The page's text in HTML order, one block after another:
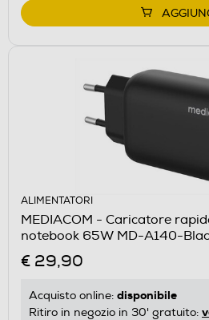
ALIMENTATORI
MEDIACOM - Caricatore
notebook 65W MD-A140-
€ 29,90
Acquisto online: disponibile
Ritiro in negozio in 30' gratuito: